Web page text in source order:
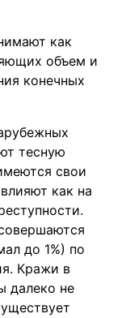
как
объем и
конечных
тесную
свои
как на
до 1%) по
Кражи в
далеко не